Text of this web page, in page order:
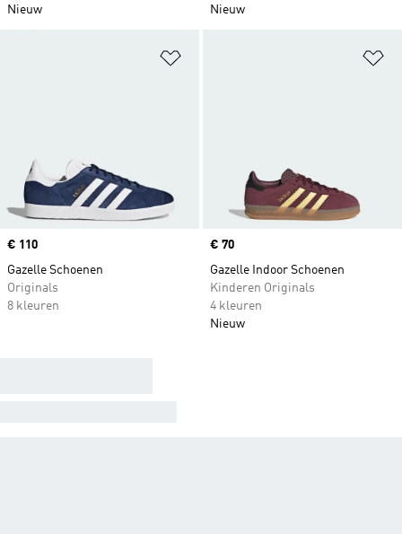
Nieuw
Nieuw
Price
€ 110
Gazelle Schoenen
Originals
8 kleuren
Price
€ 70
Gazelle Indoor Schoenen
Kinderen Originals
4 kleuren
Nieuw